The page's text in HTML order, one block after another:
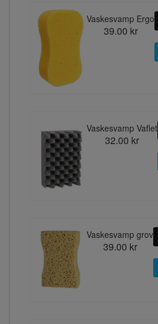
Vaskesvamp Ergo
39.00 kr
Vaskesvamp Vaflet
32.00 kr
Vaskesvamp grov
39.00 kr